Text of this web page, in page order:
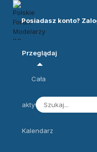
Posiadasz konto?
Przeglądaj
Cała
aktywność
Kalendarz